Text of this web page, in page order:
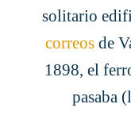
solitario
correos de
1898, el
pasaba